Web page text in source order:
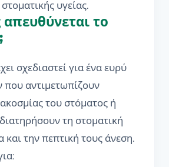
υγείας.
απευθύνεται το
σχεδιαστεί για ένα ευρύ
αντιμετωπίζουν
του στόματος ή
τη στοματική
την πεπτική τους άνεση.